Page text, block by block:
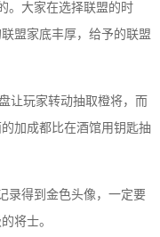
。大家在选择联盟的时
盟家底丰厚，给予的联盟
让玩家转动抽取橙将，而
加成都比在酒馆用钥匙抽
录得到金色头像，一定要
将士。